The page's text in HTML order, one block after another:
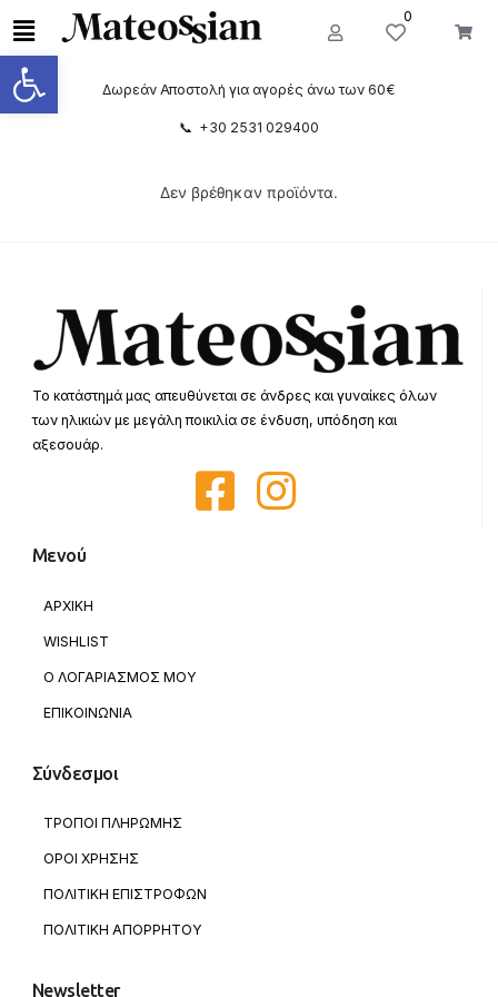
Ανοίξτε τη γραμμή εργαλείων
0
Δωρεάν Αποστολή για αγορές άνω των 60€
📞 +30 2531 029400
Δεν βρέθηκαν προϊόντα.
Το κατάστημά μας απευθύνεται σε άνδρες και γυναίκες όλων
των ηλικιών με μεγάλη ποικιλία σε ένδυση, υπόδηση και
αξεσουάρ.
Μενού
ΑΡΧΙΚΗ
WISHLIST
Ο ΛΟΓΑΡΙΑΣΜΟΣ ΜΟΥ
ΕΠΙΚΟΙΝΩΝΙΑ
Σύνδεσμοι
ΤΡΟΠΟΙ ΠΛΗΡΩΜΗΣ
ΟΡΟΙ ΧΡΗΣΗΣ
ΠΟΛΙΤΙΚΗ ΕΠΙΣΤΡΟΦΩΝ
ΠΟΛΙΤΙΚΗ ΑΠΟΡΡΗΤΟΥ
Newsletter